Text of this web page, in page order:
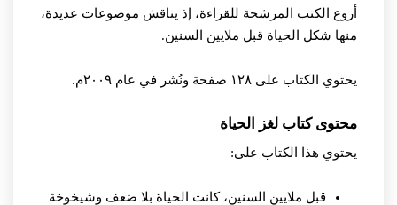
أروع الكتب المرشحة للقراءة، إذ يناقش موضوعات عديدة،
منها شكل الحياة قبل ملايين السنين.
يحتوي الكتاب على ١٢٨ صفحة ونُشر في عام ٢٠٠٩م.
محتوى كتاب لغز الحياة
يحتوي هذا الكتاب على:
قبل ملايين السنين، كانت الحياة بلا ضعف وشيخوخة